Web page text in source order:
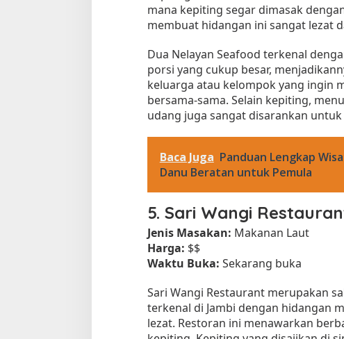
mana kepiting segar dimasak
membuat hidangan ini sangat lezat
Dua Nelayan Seafood terkenal
porsi yang cukup besar,
keluarga atau kelompok yang ingin
bersama-sama. Selain kepiting,
udang juga sangat disarankan untuk
Baca Juga Panduan Lengkap
Danu Beratan untuk Pemula
5. Sari Wangi
Jenis Masakan: Makanan Laut
Harga: $$
Waktu Buka: Sekarang buka
Sari Wangi Restaurant merupakan
terkenal di Jambi dengan hidangan
lezat. Restoran ini menawarkan